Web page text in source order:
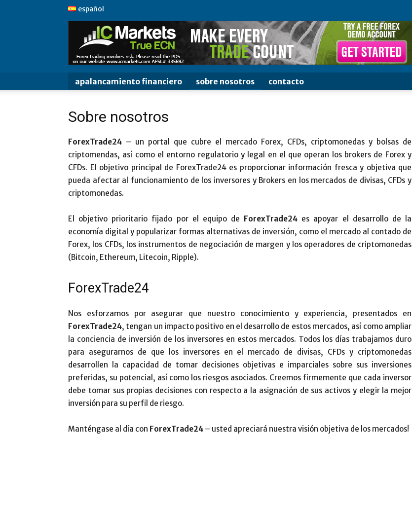
español
apalancamiento financiero sobre nosotros contacto
Sobre nosotros
ForexTrade24 – un portal que cubre el mercado Forex, CFDs, criptomonedas y bolsas de
criptomendas, así como el entorno regulatorio y legal en el que operan los brokers de Forex y
CFDs. El objetivo principal de ForexTrade24 es proporcionar información fresca y objetiva que
pueda afectar al funcionamiento de los inversores y Brokers en los mercados de divisas, CFDs y
criptomonedas.
El objetivo prioritario fijado por el equipo de ForexTrade24 es apoyar el desarrollo de la
economía digital y popularizar formas alternativas de inversión, como el mercado al contado de
Forex, los CFDs, los instrumentos de negociación de margen y los operadores de criptomonedas
(Bitcoin, Ethereum, Litecoin, Ripple).
ForexTrade24
Nos esforzamos por asegurar que nuestro conocimiento y experiencia, presentados en
ForexTrade24, tengan un impacto positivo en el desarrollo de estos mercados, así como ampliar
la conciencia de inversión de los inversores en estos mercados. Todos los días trabajamos duro
para asegurarnos de que los inversores en el mercado de divisas, CFDs y criptomonedas
desarrollen la capacidad de tomar decisiones objetivas e imparciales sobre sus inversiones
preferidas, su potencial, así como los riesgos asociados. Creemos firmemente que cada inversor
debe tomar sus propias decisiones con respecto a la asignación de sus activos y elegir la mejor
inversión para su perfil de riesgo.
Manténgase al día con ForexTrade24 – usted apreciará nuestra visión objetiva de los mercados!